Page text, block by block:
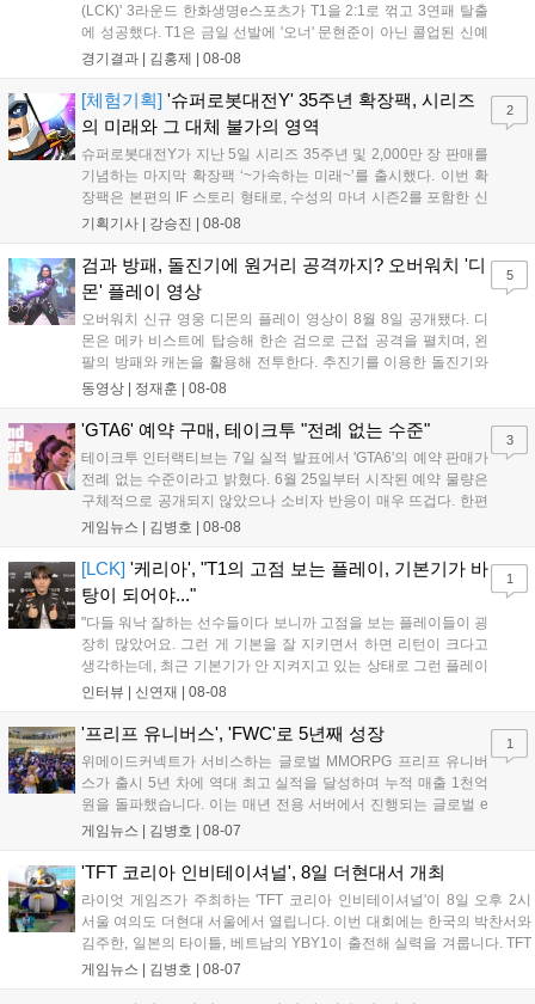
(LCK)' 3라운드 한화생명e스포츠가 T1을 2:1로 꺾고 3연패 탈출
에 성공했다. T1은 금일 선발에 '오너' 문현준이 아닌 콜업된 신예
'페인터' 김은후를 투입했지만, 결국 1:2로 패배하고 말았다. T1은
을 빼냈다....
경기결과 | 김홍제 | 08-08
[체험기획] '슈퍼로봇대전Y' 35주년 확장팩, 시리즈
의 미래와 그 대체 불가의 영역
슈퍼로봇대전Y가 지난 5일 시리즈 35주년 및 2,000만 장 판매를
기념하는 마지막 확장팩 ‘~가속하는 미래~’를 출시했다. 이번 확
장팩은 본편의 IF 스토리 형태로, 수성의 마녀 시즌2를 포함한 신
규 참전작과 크로스오버 합체기를 선보이며 작품을 완결 짓는다.
하는 몰입감 있는 서사와 조합을 구현하며 시리즈의 미래를 향한
새로운 가능성을 제시했다....
기획기사 | 강승진 | 08-08
2
검과 방패, 돌진기에 원거리 공격까지? 오버워치 '디
몬' 플레이 영상
오버워치 신규 영웅 디몬의 플레이 영상이 8월 8일 공개됐다. 디
몬은 메카 비스트에 탑승해 한손 검으로 근접 공격을 펼치며, 왼
팔의 방패와 캐논을 활용해 전투한다. 추진기를 이용한 돌진기와
참격 형태의 궁극기를 보유했고, 메카 파괴 시 맨몸으로 기관총을
산의 영웅들 업데이트를 통해 정식 출시될 예정이다....
동영상 | 정재훈 | 08-08
5
'GTA6' 예약 구매, 테이크투 "전례 없는 수준"
테이크투 인터랙티브는 7일 실적 발표에서 'GTA6'의 예약 판매가
전례 없는 수준이라고 밝혔다. 6월 25일부터 시작된 예약 물량은
구체적으로 공개되지 않았으나 소비자 반응이 매우 뜨겁다. 한편
11월 19일 PS5와 Xbox 시리즈 X|S로 정식 출시될 예정이며, 록
상 'Grand Theft Auto VI: An Extended Look'을 최초 공개할 계획
이다....
게임뉴스 | 김병호 | 08-08
3
[LCK] '케리아', "T1의 고점 보는 플레이, 기본기가 바
탕이 되어야..."
"다들 워낙 잘하는 선수들이다 보니까 고점을 보는 플레이들이 굉
장히 많았어요. 그런 게 기본을 잘 지키면서 하면 리턴이 크다고
생각하는데, 최근 기본기가 안 지켜지고 있는 상태로 그런 플레이
를 추구하다 보니까 팀적으로 안 좋은 사고가 계속 많이 났던 것
LoL 챔피언스 코리아(LCK)'...
인터뷰 | 신연재 | 08-08
1
'프리프 유니버스', 'FWC'로 5년째 성장
위메이드커넥트가 서비스하는 글로벌 MMORPG 프리프 유니버
스가 출시 5년 차에 역대 최고 실적을 달성하며 누적 매출 1천억
원을 돌파했습니다. 이는 매년 전용 서버에서 진행되는 글로벌 e
스포츠 대회 FWC의 영향이 큽니다. FWC는 이용자가 동일한 조
은 전년 대비 매출과 이용자 지표가 대폭 상승하는 성과를 냈습니
FWC 그랜드 파이널이 개최될 예정이며, 위메이드커넥트는 이를
통해 커뮤니티 중심의 장기 성장 모델을 지속할 방침입니다....
게임뉴스 | 김병호 | 08-07
1
'TFT 코리아 인비테이셔널', 8일 더현대서 개최
라이엇 게임즈가 주최하는 'TFT 코리아 인비테이셔널'이 8일 오후 2시
서울 여의도 더현대 서울에서 열립니다. 이번 대회에는 한국의 박찬서와
김주한, 일본의 타이틀, 베트남의 YBY1이 출전해 실력을 겨룹니다. TFT
는 소속팀 없이 개인 자격으로 참가하는 독특한 대회 구조를 가지며, 누
게임뉴스 | 김병호 | 08-07